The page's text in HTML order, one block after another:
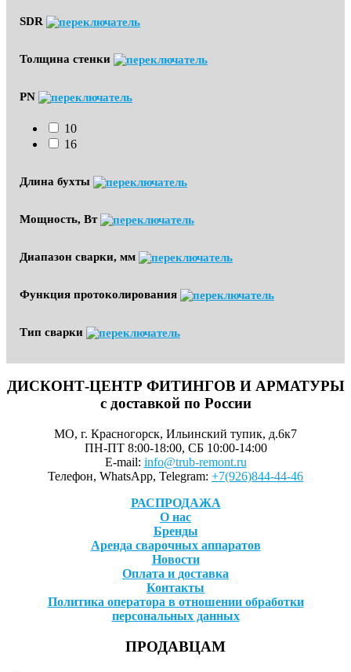
SDR
Толщина стенки
PN
10
16
Длина бухты
Мощность, Вт
Диапазон сварки, мм
Функция протоколирования
Тип сварки
ДИСКОНТ-ЦЕНТР ФИТИНГОВ И АРМАТУРЫ
с доставкой по России
МО, г. Красногорск, Ильинский тупик, д.6к7
ПН-ПТ 8:00-18:00, СБ 10:00-14:00
E-mail: info@trub-remont.ru
Телефон, WhatsApp, Telegram: +7(926)844-44-46
РАСПРОДАЖА
О нас
Бренды
Аренда сварочных аппаратов
Новости
Оплата и доставка
Контакты
Политика оператора в отношении обработки
персональных данных
ПРОДАВЦАМ